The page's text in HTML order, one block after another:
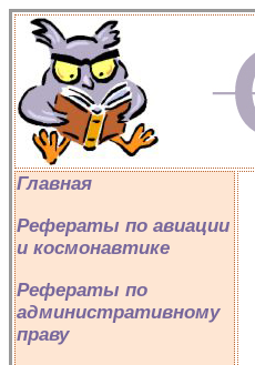
Главная
Рефераты по авиации
и космонавтике
Рефераты по
административному
праву